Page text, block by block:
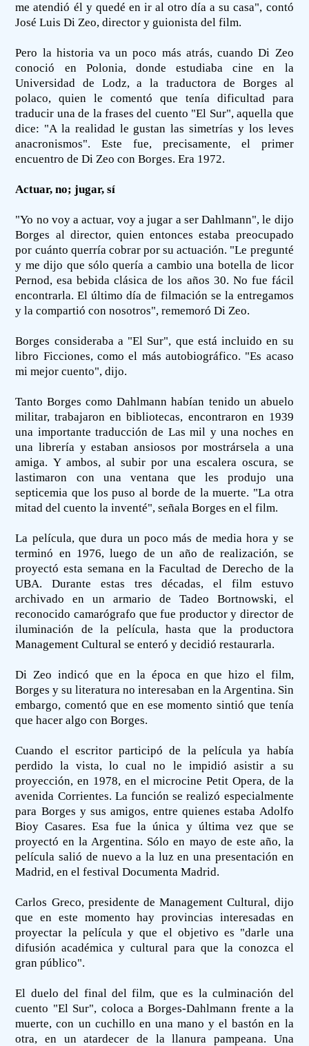
me atendió él y quedé en ir al otro día a su casa", contó
José Luis Di Zeo, director y guionista del film.
Pero la historia va un poco más atrás, cuando Di Zeo
conoció en Polonia, donde estudiaba cine en la
Universidad de Lodz, a la traductora de Borges al
polaco, quien le comentó que tenía dificultad para
traducir una de la frases del cuento "El Sur", aquella que
dice: "A la realidad le gustan las simetrías y los leves
anacronismos". Este fue, precisamente, el primer
encuentro de Di Zeo con Borges. Era 1972.
Actuar, no; jugar, sí
"Yo no voy a actuar, voy a jugar a ser Dahlmann", le dijo
Borges al director, quien entonces estaba preocupado
por cuánto querría cobrar por su actuación. "Le pregunté
y me dijo que sólo quería a cambio una botella de licor
Pernod, esa bebida clásica de los años 30. No fue fácil
encontrarla. El último día de filmación se la entregamos
y la compartió con nosotros", rememoró Di Zeo.
Borges consideraba a "El Sur", que está incluido en su
libro Ficciones, como el más autobiográfico. "Es acaso
mi mejor cuento", dijo.
Tanto Borges como Dahlmann habían tenido un abuelo
militar, trabajaron en bibliotecas, encontraron en 1939
una importante traducción de Las mil y una noches en
una librería y estaban ansiosos por mostrársela a una
amiga. Y ambos, al subir por una escalera oscura, se
lastimaron con una ventana que les produjo una
septicemia que los puso al borde de la muerte. "La otra
mitad del cuento la inventé", señala Borges en el film.
La película, que dura un poco más de media hora y se
terminó en 1976, luego de un año de realización, se
proyectó esta semana en la Facultad de Derecho de la
UBA. Durante estas tres décadas, el film estuvo
archivado en un armario de Tadeo Bortnowski, el
reconocido camarógrafo que fue productor y director de
iluminación de la película, hasta que la productora
Management Cultural se enteró y decidió restaurarla.
Di Zeo indicó que en la época en que hizo el film,
Borges y su literatura no interesaban en la Argentina. Sin
embargo, comentó que en ese momento sintió que tenía
que hacer algo con Borges.
Cuando el escritor participó de la película ya había
perdido la vista, lo cual no le impidió asistir a su
proyección, en 1978, en el microcine Petit Opera, de la
avenida Corrientes. La función se realizó especialmente
para Borges y sus amigos, entre quienes estaba Adolfo
Bioy Casares. Esa fue la única y última vez que se
proyectó en la Argentina. Sólo en mayo de este año, la
película salió de nuevo a la luz en una presentación en
Madrid, en el festival Documenta Madrid.
Carlos Greco, presidente de Management Cultural, dijo
que en este momento hay provincias interesadas en
proyectar la película y que el objetivo es "darle una
difusión académica y cultural para que la conozca el
gran público".
El duelo del final del film, que es la culminación del
cuento "El Sur", coloca a Borges-Dahlmann frente a la
muerte, con un cuchillo en una mano y el bastón en la
otra, en un atardecer de la llanura pampeana. Una